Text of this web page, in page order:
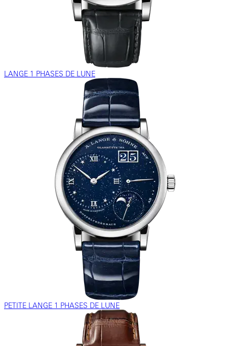
LANGE 1 PHASES DE LUNE
PETITE LANGE 1 PHASES DE LUNE